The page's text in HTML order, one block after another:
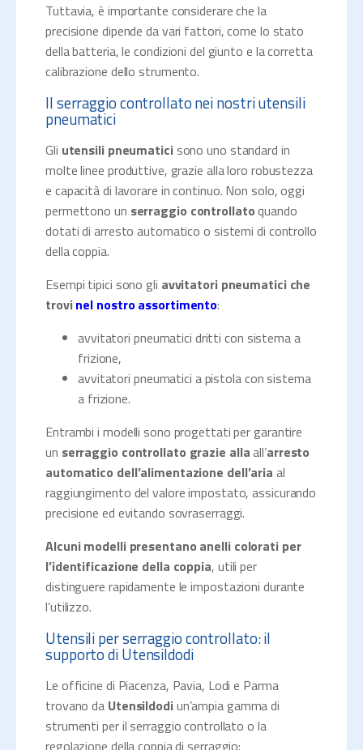
Tuttavia, è importante considerare che la
precisione dipende da vari fattori, come lo stato
della batteria, le condizioni del giunto e la corretta
calibrazione dello strumento.
Il serraggio controllato nei nostri utensili
pneumatici
Gli utensili pneumaticisono uno standard in
molte linee produttive, grazie alla loro robustezza
e capacità di lavorare in continuo. Non solo, oggi
permettono un serraggio controllatoquando
dotati di arresto automatico o sistemi di controllo
della coppia.
Esempi tipici sono gli avvitatori pneumatici che
trovinel nostro assortimento:
avvitatori pneumatici dritti con sistema a
frizione,
avvitatori pneumatici a pistola con sistema
a frizione.
Entrambi i modelli sono progettati per garantire
un serraggio controllato grazie allaall’arresto
automatico dell’alimentazione dell’aria al
raggiungimento del valore impostato, assicurando
precisione ed evitando sovraserraggi.
Alcuni modelli presentano anelli colorati per
l’identificazione della coppia, utili per
distinguere rapidamente le impostazioni durante
l’utilizzo.
Utensili per serraggio controllato: il
supporto di Utensildodi
Le officine di Piacenza, Pavia, Lodi e Parma
trovano da Utensildodiun’ampia gamma di
strumenti per il serraggio controllato o la